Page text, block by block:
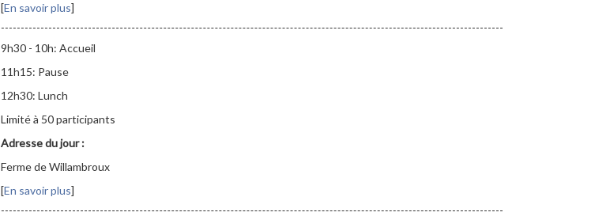
[En savoir plus]
9h30 - 10h: Accueil
11h15: Pause
12h30: Lunch
Limité à 50 participants
Adresse du jour :
Ferme de Willambroux
[En savoir plus]